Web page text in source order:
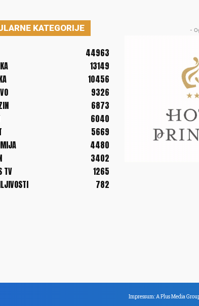
KATEGORIJE
44963
13149
10456
9326
6873
6040
5669
4480
3402
TV
1265
782
-
Impressum: A Plus Media